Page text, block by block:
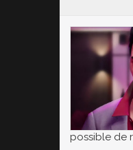
possible de